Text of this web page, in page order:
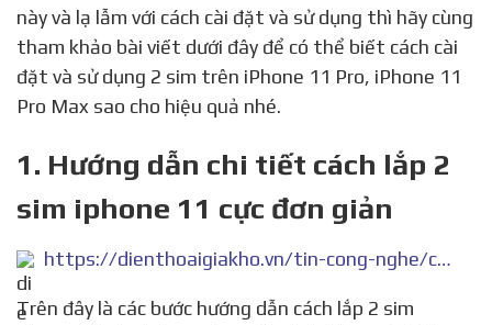
này và lạ lẫm với cách cài đặt và sử dụng thì hãy cùng
tham khảo bài viết dưới đây để có thể biết cách cài
đặt và sử dụng 2 sim trên iPhone 11 Pro, iPhone 11
Pro Max sao cho hiệu quả nhé.
1. Hướng dẫn chi tiết cách lắp 2
sim iphone 11 cực đơn giản
https://dienthoaigiakho.vn/tin-cong-nghe/cach-lap-2-sim-iphone-11/
Trên đây là các bước hướng dẫn cách lắp 2 sim